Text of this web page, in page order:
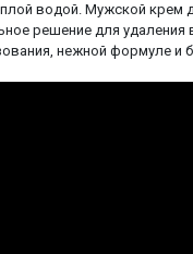
водой. Мужской крем
решение для удаления
нежной формуле и